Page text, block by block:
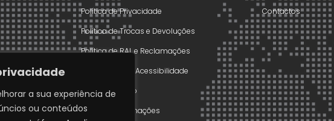
a sua experiência de
ou conteúdos
Política de Privacidade
Política de Trocas e Devoluções
Política de RAL e Reclamações
Declaração de Acessibilidade
Livre Resolução
Livro de Reclamações
Contactos